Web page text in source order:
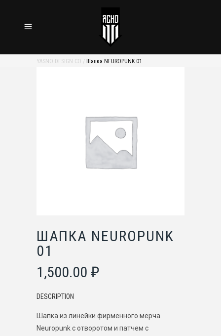
YASNO DESIGN CO / Шапка NEUROPUNK 01
ШАПКА NEUROPUNK
01
1,500.00 ₽
DESCRIPTION
Шапка из линейки фирменного мерча
Neuropunk с отворотом и патчем c